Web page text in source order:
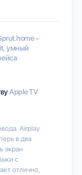
-
умный
Apple TV
Airplay
в два
экран
с
отлично,